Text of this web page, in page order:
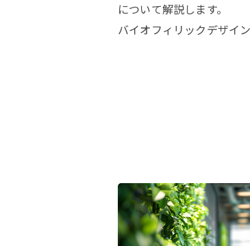
について解説します。
バイオフィリックデザイ